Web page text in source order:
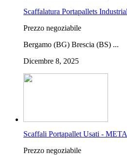
Scaffalatura Portapallets
Prezzo negoziabile
Bergamo (BG) Brescia (BS) ...
Dicembre 8, 2025
Scaffali Portapallet Usati -
Prezzo negoziabile